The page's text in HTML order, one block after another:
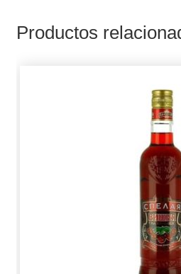
Productos